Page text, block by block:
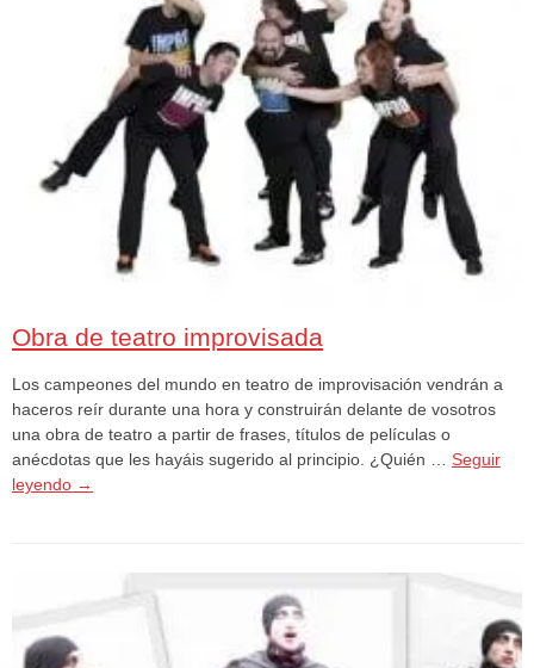
Obra de teatro improvisada
Los campeones del mundo en teatro de improvisación vendrán a
haceros reír durante una hora y construirán delante de vosotros
una obra de teatro a partir de frases, títulos de películas o
anécdotas que les hayáis sugerido al principio. ¿Quién … Seguir
leyendo →